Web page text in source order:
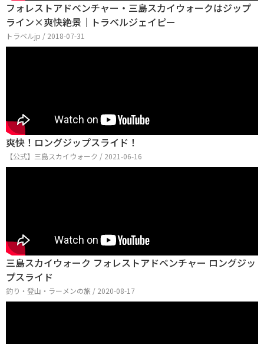
フォレストアドベンチャー・三島スカイウォークはジップ
ライン×爽快絶景│トラベルジェイピー
トラベルjp / 2018-07-31
爽快！ロングジップスライド！
【公式】三島スカイウォーク / 2021-06-16
三島スカイウォーク フォレストアドベンチャー ロングジッ
プスライド
釣り・登山・ラーメンの旅 / 2020-08-17